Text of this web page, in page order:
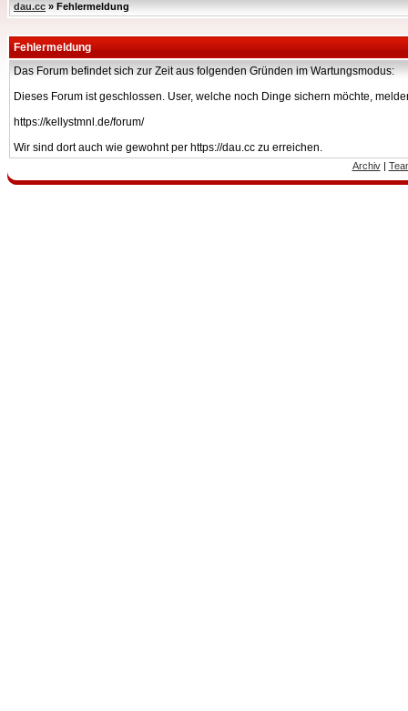
dau.cc » Fehlermeldung
Fehlermeldung
Das Forum befindet sich zur Zeit aus folgenden Gründen im Wartungsmodus:
Dieses Forum ist geschlossen. User, welche noch Dinge sichern möchte,
https://kellystmnl.de/forum/
Wir sind dort auch wie gewohnt per https://dau.cc zu erreichen.
Archiv|